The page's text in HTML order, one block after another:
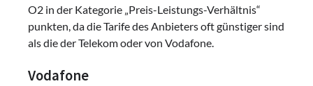
O2 in der Kategorie „Preis-Leistungs-Verhältnis“
punkten, da die Tarife des Anbieters oft günstiger sind
als die der Telekom oder von Vodafone.
Vodafone